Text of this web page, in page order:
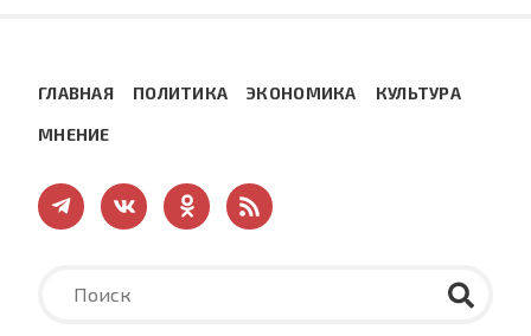
ГЛАВНАЯ ПОЛИТИКА ЭКОНОМИКА КУЛЬТУРА
МНЕНИЕ